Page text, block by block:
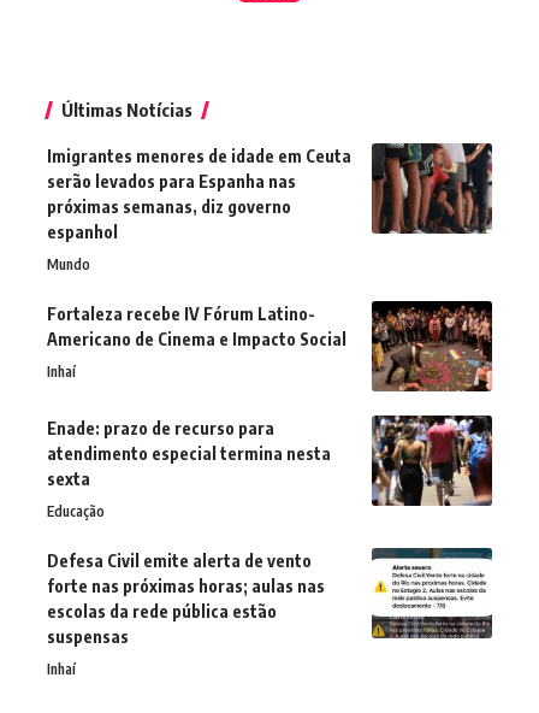
Últimas Notícias
Imigrantes menores de idade em Ceuta
serão levados para Espanha nas
próximas semanas, diz governo
espanhol
Mundo
Fortaleza recebe IV Fórum Latino-
Americano de Cinema e Impacto Social
Inhaí
Enade: prazo de recurso para
atendimento especial termina nesta
sexta
Educação
Defesa Civil emite alerta de vento
forte nas próximas horas; aulas nas
escolas da rede pública estão
suspensas
Inhaí